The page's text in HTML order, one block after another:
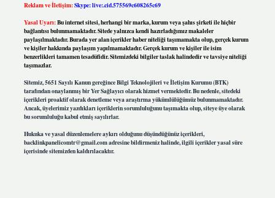
Reklam ve İletişim:Skype: live:.cid.575569c608265c69
Yasal Uyarı:Bu internet sitesi, herhangi bir marka, kurum veya şahıs şirketi ile hiçbir
bağlantısı bulunmamaktadır. Sitede yalnızca kendi hazırladığımız makaleler
paylaşılmaktadır. Burada yer alan içerikler haber niteliği taşımamakta olup, gerçek kurum
ve kişiler hakkında paylaşım yapılmamaktadır. Gerçek kurum ve kişiler ile isim
benzerlikleri tamamen tesadüfidir. Sitemizdeki bilgiler taslak halindedir ve tavsiye niteliği
taşımazlar.
Sitemiz, 5651 Sayılı Kanun gereğince Bilgi Teknolojileri ve İletişim Kurumu (BTK)
tarafından onaylanmış bir Yer Sağlayıcı olarak hizmet vermektedir. Bu nedenle, sitedeki
içerikleri proaktif olarak denetleme veya araştırma yükümlülüğümüz bulunmamaktadır.
Ancak, üyelerimiz yazdıkları içeriklerin sorumluluğunu taşımakta olup, siteye üye olarak
bu sorumluluğu kabul etmiş sayılırlar.
Hukuka ve yasal düzenlemelere aykırı olduğunu düşündüğünüz içerikleri,
backlinkpanelicomtr@gmail.comadresine bildirmeniz halinde, ilgili içerikler yasal süre
içerisinde sitemizden kaldırılacaktır.